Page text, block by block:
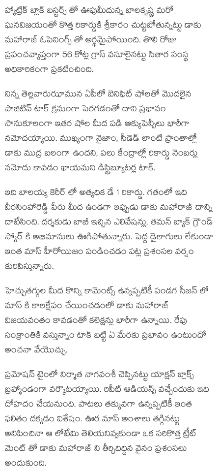
హ్యాట్రిక్ బ్లాక్ బస్టర్స్ తో ఊపుమీదున్న బాలకృష్ణ మరో
ఘనవిజయంతో కొత్త రికార్డుకి శ్రీకారం చుట్టబోతున్నట్టు డాకు
మహారాజ్ ఓపెనింగ్స్ తో అర్థమైపోయింది. తొలి రోజు
ప్రపంచవ్యాప్తంగా 56 కోట్ల గ్రాస్ వసూలైనట్టు సితార సంస్థ
అధికారికంగా ప్రకటించింది.
నిన్న తెల్లవారుఝామున ఏపీలో బెనిఫిట్ షోలతో మొదలైన
పాజిటివ్ టాక్ క్రమంగా పెరగడంతో దాని ప్రభావం
సానుకూలంగా ఇతర షోల మీద పడి ఆక్యుపెన్సీలు భారీగా
నమోదయ్యాయి. ముఖ్యంగా నైజాం, సీడెడ్ లాంటి ప్రాంతాల్లో
డాకు ముద్ర బలంగా ఉందని, పలు కేంద్రాల్లో రికార్డు నెంబర్లు
నమోదు కావడం ఖాయమని డిస్ట్రిబ్యూటర్ల టాక్.
ఇది బాలయ్య కెరీర్ లో అత్యధిక డే 1 రికార్డు. గతంలో ఇది
వీరసింహారెడ్డి పేరు మీద ఉండగా ఇప్పుడు డాకు మహారాజ్ దాన్ని
దాటేసింది. దర్శకుడు బాబీ ఇచ్చిన ఎలివేషన్లు, తమన్ బ్యాక్ గ్రౌండ్
స్కోర్ కి అభిమానులు ఊగిపోతున్నారు. పెద్ద డైలాగులు లేకుండా
ఇంత మాస్ హీరోయిజం పండించడం పట్ల ప్రశంసల వర్షం
కురిపిస్తున్నారు.
హెచ్చుతగ్గుల మీద కొన్ని కామెంట్స్ ఉన్నప్పటికీ పండగ సీజన్ లో
మాస్ కి కాలక్షేపం చేయించడంలో డాకు మహారాజ్
విజయవంతం కావడంతో కలెక్షన్లు భారీగా ఉన్నాయి. రేపు
సంక్రాంతికి వస్తున్నాం టాక్ బట్టి ఏ మేరకు ప్రభావం ఉంటుందో
అంచనా వేయొచ్చు.
ప్రమోషన్ టైంలో నిర్మాత నాగవంశీ చెప్పినట్టు యాక్షన్ బ్లాక్స్
బ్రహ్మాండంగా వర్కౌటయ్యాయి. రిపీట్ ఆడియన్స్ వచ్చేందుకు ఇది
దోహదం చేయనుంది. పాటలు తక్కువగా ఉన్నప్పటికీ ఇంత
ఫలితం దక్కడం విశేషం. ఊర మాస్ అంశాలు తగ్గినట్టు
అనిపించినా ఆ లోటేమి తెలియనివ్వకుండా ఒక సరికొత్త ట్రీట్
మెంట్ తో డాకు మహారాజ్ ని తీర్చిదిద్దిన వైనం ప్రశంసలు
అందుకుంది.